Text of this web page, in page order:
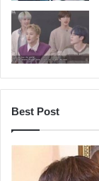
Best Post